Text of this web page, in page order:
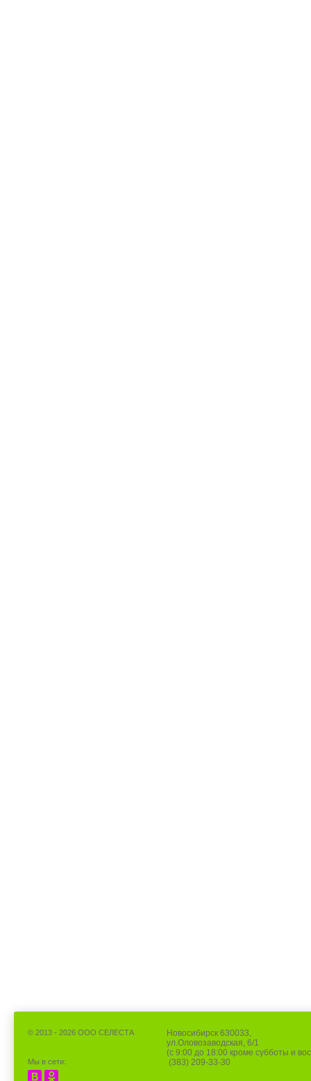
© 2013 - 2026 ООО СЕЛЕСТА
Мы в сети:
Новосибирск 630033,
ул.Оловозаводская, 6/1
(с 9:00 до 18:00 кроме субботы и
(383) 209-33-30